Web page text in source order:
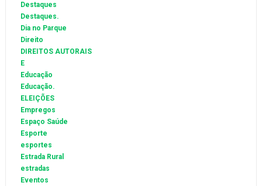
Destaques
Destaques.
Dia no Parque
Direito
DIREITOS AUTORAIS
E
Educação
Educação.
ELEIÇÕES
Empregos
Espaço Saúde
Esporte
esportes
Estrada Rural
estradas
Eventos